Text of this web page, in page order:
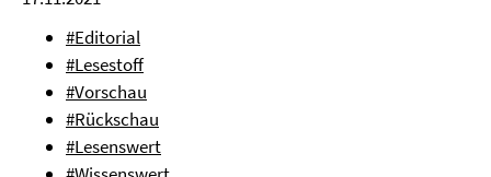
#Editorial
#Lesestoff
#Vorschau
#Rückschau
#Lesenswert